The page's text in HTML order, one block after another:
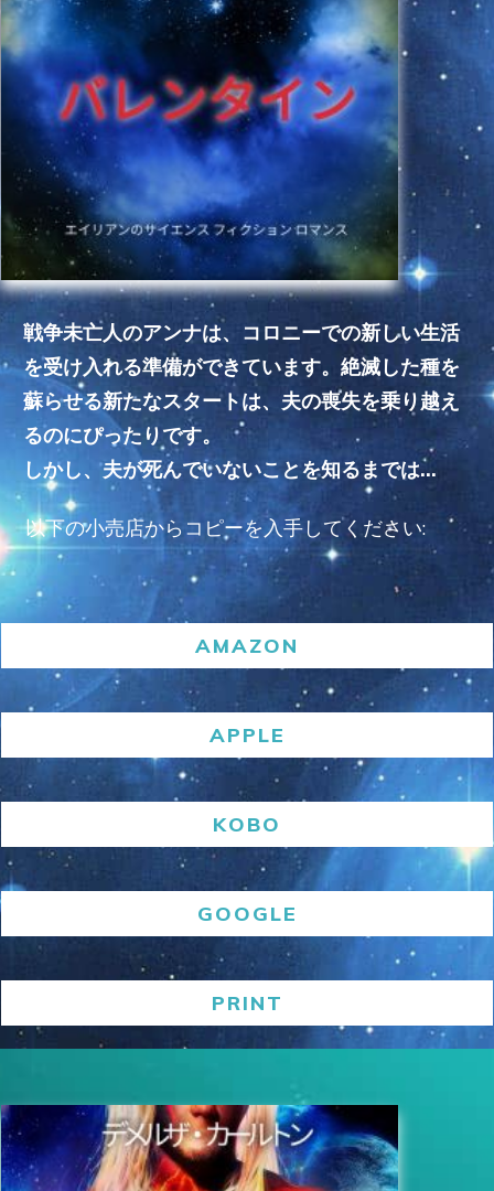
戦争未亡人のアンナは、コロニーでの新しい生活
を受け入れる準備ができています。絶滅した種を
蘇らせる新たなスタートは、夫の喪失を乗り越え
るのにぴったりです。
しかし、夫が死んでいないことを知るまでは…
以下の小売店からコピーを入手してください:
AMAZON
APPLE
KOBO
GOOGLE
PRINT